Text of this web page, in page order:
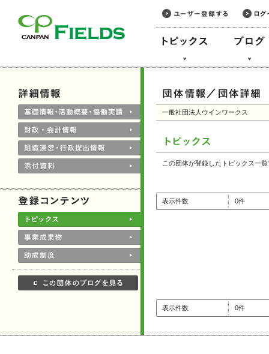
一般社団法人ウインワークス
この団体が登録したトピックス一
表示件数 0件
表示件数 0件